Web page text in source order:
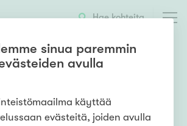
Hae kohteita
7 A 41,Keskusta
sinua paremmin
avulla
käyttää
evästeitä, joiden avulla